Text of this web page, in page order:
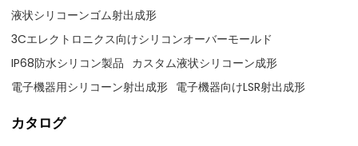
液状シリコーンゴム射出成形
3Cエレクトロニクス向けシリコンオーバーモールド
IP68防水シリコン製品 カスタム液状シリコーン成形
電子機器用シリコーン射出成形 電子機器向けLSR射出成形
カタログ